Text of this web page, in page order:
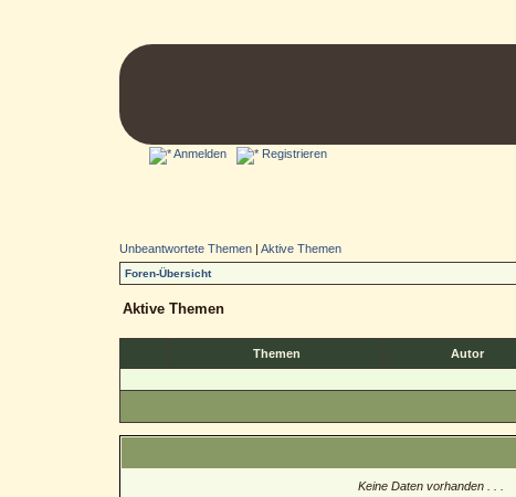
Anmelden Registrieren
Unbeantwortete Themen| Aktive Themen
Foren-Übersicht
Aktive Themen
Themen Autor
Keine Daten vorhanden . . .